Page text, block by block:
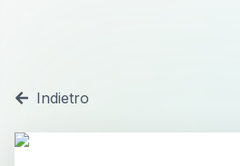
Indietro